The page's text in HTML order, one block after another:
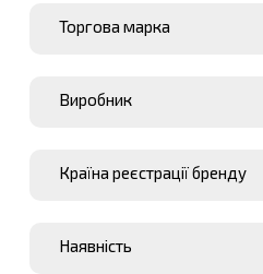
Торгова марка
Виробник
Країна реєстрації бренду
Наявнiсть